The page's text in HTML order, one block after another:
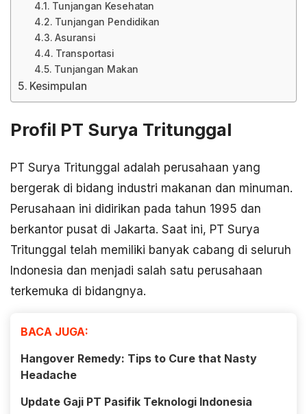
Tunjangan Kesehatan
Tunjangan Pendidikan
Asuransi
Transportasi
Tunjangan Makan
Kesimpulan
Profil PT Surya Tritunggal
PT Surya Tritunggal adalah perusahaan yang
bergerak di bidang industri makanan dan minuman.
Perusahaan ini didirikan pada tahun 1995 dan
berkantor pusat di Jakarta. Saat ini, PT Surya
Tritunggal telah memiliki banyak cabang di seluruh
Indonesia dan menjadi salah satu perusahaan
terkemuka di bidangnya.
BACA JUGA:
Hangover Remedy: Tips to Cure that Nasty
Headache
Update Gaji PT Pasifik Teknologi Indonesia